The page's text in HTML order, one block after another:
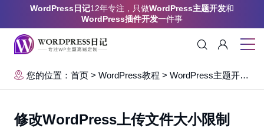
WordPress日记12年专注，只做WordPress主题开发和
WordPress插件开发一件事
您的位置：首页 > WordPress教程 > WordPress主题开发
修改WordPress上传文件大小限制